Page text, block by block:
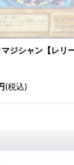
マジシャン【レ
(税込)